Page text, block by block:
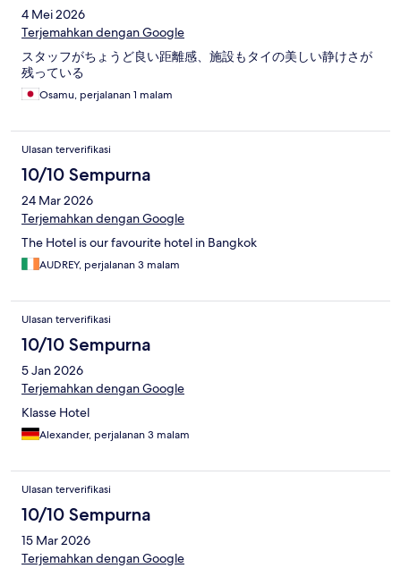
4 Mei 2026
Terjemahkan dengan Google
スタッフがちょうど良い距離感、施設もタイの美しい静けさが
残っている
Osamu, perjalanan 1 malam
Ulasan terverifikasi
10/10 Sempurna
24 Mar 2026
Terjemahkan dengan Google
The Hotel is our favourite hotel in Bangkok
AUDREY, perjalanan 3 malam
Ulasan terverifikasi
10/10 Sempurna
5 Jan 2026
Terjemahkan dengan Google
Klasse Hotel
Alexander, perjalanan 3 malam
Ulasan terverifikasi
10/10 Sempurna
15 Mar 2026
Terjemahkan dengan Google